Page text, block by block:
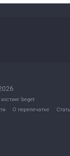
хостинг beget
О перепечатке